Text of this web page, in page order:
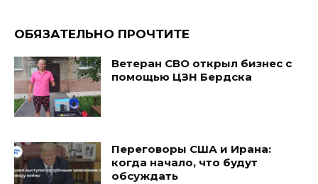
ОБЯЗАТЕЛЬНО ПРОЧТИТЕ
Ветеран СВО открыл бизнес с
помощью ЦЗН Бердска
Переговоры США и Ирана:
когда начало, что будут
обсуждать